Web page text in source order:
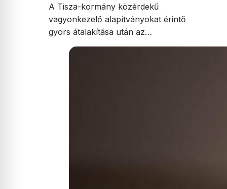
A Tisza-kormány közérdekű
vagyonkezelő alapítványokat érintő
gyors átalakítása után az…